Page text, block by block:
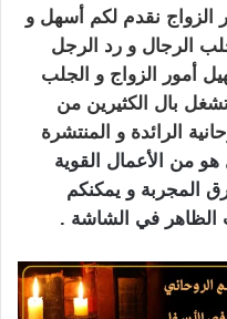
الزواج نقدم لكم أسهل و
الرجال و رد الرجل
أمور الزواج و الجلب
بال الكثيرين من
الرائدة و المنتشرة
من الأعمال القوية
المجربة و يمكنكم
الظاهر في الشاشة .